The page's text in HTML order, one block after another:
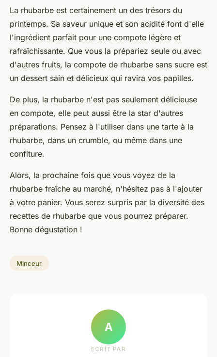
La rhubarbe est certainement un des trésors du
printemps. Sa saveur unique et son acidité font d'elle
l'ingrédient parfait pour une compote légère et
rafraîchissante. Que vous la prépariez seule ou avec
d'autres fruits, la compote de rhubarbe sans sucre est
un dessert sain et délicieux qui ravira vos papilles.
De plus, la rhubarbe n'est pas seulement délicieuse
en compote, elle peut aussi être la star d'autres
préparations. Pensez à l'utiliser dans une tarte à la
rhubarbe, dans un crumble, ou même dans une
confiture.
Alors, la prochaine fois que vous voyez de la
rhubarbe fraîche au marché, n'hésitez pas à l'ajouter
à votre panier. Vous serez surpris par la diversité des
recettes de rhubarbe que vous pourrez préparer.
Bonne dégustation !
Minceur
A
ECRIT PAR